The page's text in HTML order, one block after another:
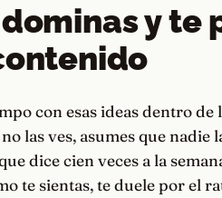
y te
con esas ideas dentro de
las ves, asumes que
dice cien veces a la
te sientas, te duele por el